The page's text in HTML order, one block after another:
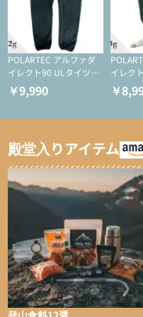
POLARTEC アルファダ
イレクト90 ULタイツ
（アクティブインサレー
ション/テント泊用パジ
￥9,990
イレク
ULタイ
インサ
￥
殿堂入りアイテム